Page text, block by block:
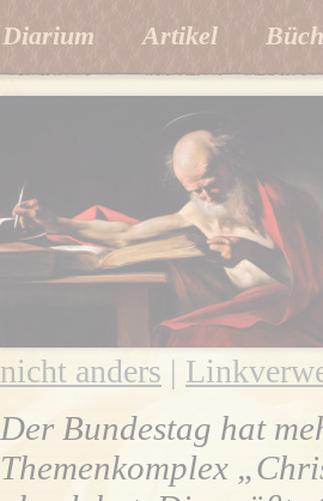
Diarium Artikel
nicht anders |
Der Bundestag hat
Themenkomplex